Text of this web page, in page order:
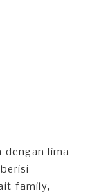
dengan lima
family,